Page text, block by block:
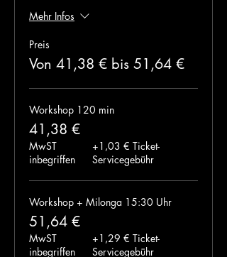
Mehr Infos
Preis
Von 41,38 € bis 51,64 €
Workshop 120 min
41,38 €
MwST
inbegriffen
+1,03 € Ticket-
Servicegebühr
Workshop + Milonga 15:30 Uhr
51,64 €
MwST
inbegriffen
+1,29 € Ticket-
Servicegebühr